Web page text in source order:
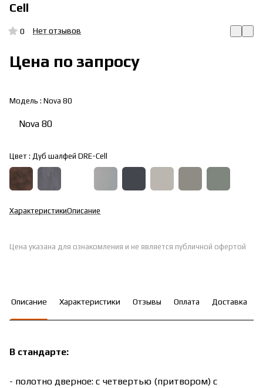
Cell
0 Нет отзывов
Цена по запросу
Модель : Nova 80
Nova 80
Цвет : Дуб шалфей DRE-Cell
ХарактеристикиОписание
Цена указана для ознакомления и не является публичной офертой
Описание Характеристики Отзывы Оплата Доставка
В стандарте:
- полотно дверное: с четвертью (притвором) с